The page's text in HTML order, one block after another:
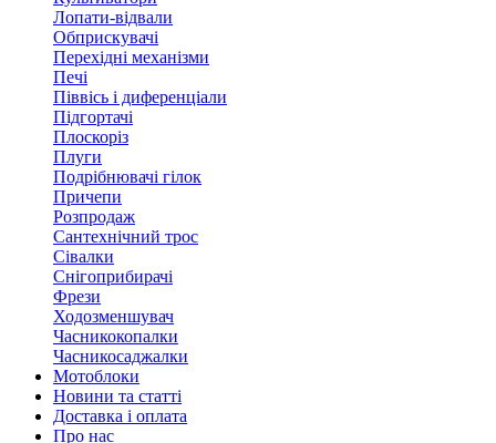
Лопати-відвали
Обприскувачі
Перехідні механізми
Печі
Піввісь і диференціали
Підгортачі
Плоскоріз
Плуги
Подрібнювачі гілок
Причепи
Розпродаж
Сантехнічний трос
Сівалки
Снігоприбирачі
Фрези
Ходозменшувач
Часникокопалки
Часникосаджалки
Мотоблоки
Новини та статті
Доставка і оплата
Про нас